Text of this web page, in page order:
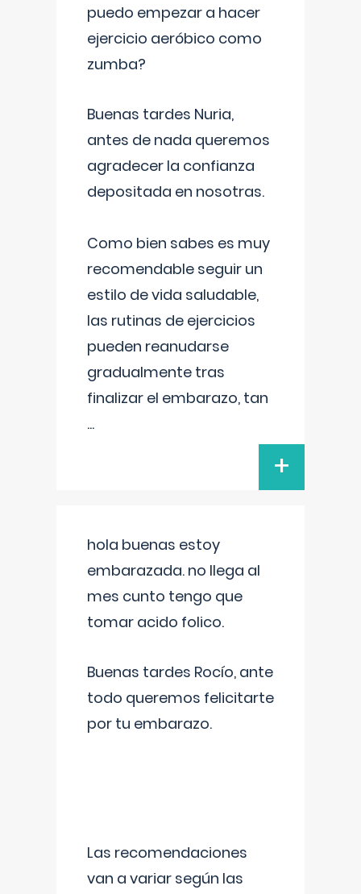
puedo empezar a hacer
ejercicio aeróbico como
zumba?
Buenas tardes Nuria,
antes de nada queremos
agradecer la confianza
depositada en nosotras.
Como bien sabes es muy
recomendable seguir un
estilo de vida saludable,
las rutinas de ejercicios
pueden reanudarse
gradualmente tras
finalizar el embarazo, tan
...
+
hola buenas estoy
embarazada. no llega al
mes cunto tengo que
tomar acido folico.
Buenas tardes Rocío, ante
todo queremos felicitarte
por tu embarazo.
Las recomendaciones
van a variar según las